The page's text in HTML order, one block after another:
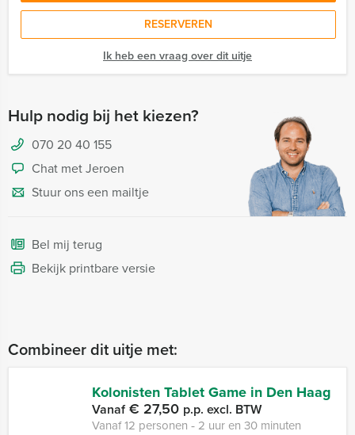
RESERVEREN
Ik heb een vraag over dit uitje
Hulp nodig bij het kiezen?
070 20 40 155
Chat met Jeroen
Stuur ons een mailtje
Bel mij terug
Bekijk printbare versie
Combineer dit uitje met:
Kolonisten Tablet Game in Den Haag
Vanaf€ 27,50 p.p. excl. BTW
Vanaf 12 personen ‐ 2 uur en 30 minuten